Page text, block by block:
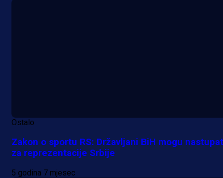
Ostalo
Zakon o sportu RS: Državljani BiH mogu
za reprezentacije Srbije
5 godina 7 mjesec